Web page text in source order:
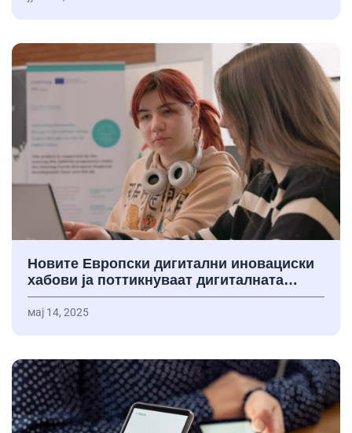
Новите Европски дигитални иновациски
хабови ја поттикнуваат дигиталната…
мај 14, 2025